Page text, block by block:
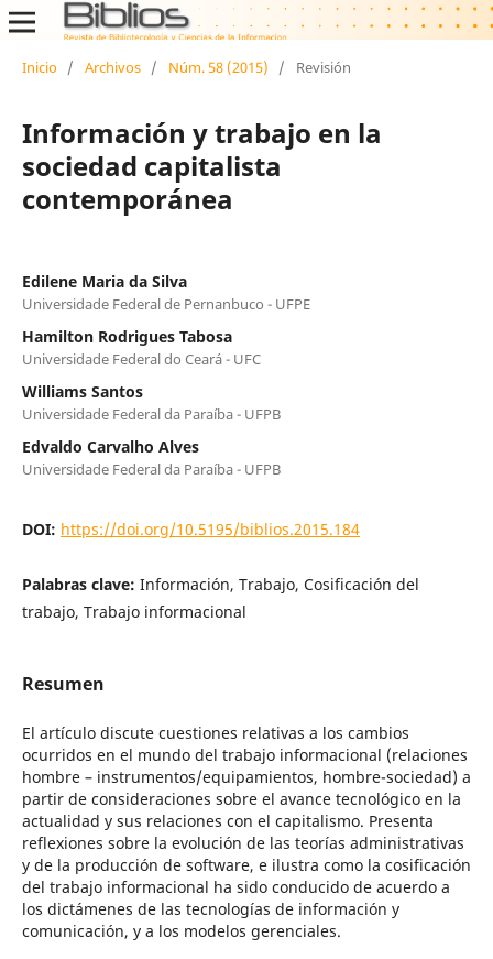
Inicio / Archivos / Núm. 58 (2015) / Revisión
Información y trabajo en la
sociedad capitalista
contemporánea
Edilene Maria da Silva
Universidade Federal de Pernanbuco - UFPE
Hamilton Rodrigues Tabosa
Universidade Federal do Ceará - UFC
Williams Santos
Universidade Federal da Paraíba - UFPB
Edvaldo Carvalho Alves
Universidade Federal da Paraíba - UFPB
DOI: https://doi.org/10.5195/biblios.2015.184
Palabras clave: Información, Trabajo, Cosificación del
trabajo, Trabajo informacional
Resumen
El artículo discute cuestiones relativas a los cambios
ocurridos en el mundo del trabajo informacional (relaciones
hombre – instrumentos/equipamientos, hombre-sociedad) a
partir de consideraciones sobre el avance tecnológico en la
actualidad y sus relaciones con el capitalismo. Presenta
reflexiones sobre la evolución de las teorías administrativas
y de la producción de software, e ilustra como la cosificación
del trabajo informacional ha sido conducido de acuerdo a
los dictámenes de las tecnologías de información y
comunicación, y a los modelos gerenciales.